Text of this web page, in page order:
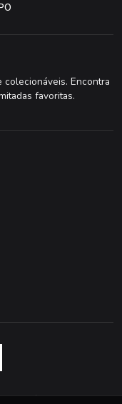
colecionáveis. Encontra
favoritas.
de Litígios